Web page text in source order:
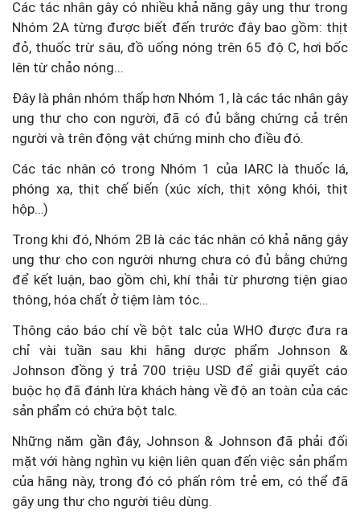
Các tác nhân gây có nhiều khả năng gây ung thư trong
Nhóm 2A từng được biết đến trước đây bao gồm: thịt
đỏ, thuốc trừ sâu, đồ uống nóng trên 65 độ C, hơi bốc
lên từ chảo nóng...
Đây là phân nhóm thấp hơn Nhóm 1, là các tác nhân gây
ung thư cho con người, đã có đủ bằng chứng cả trên
người và trên động vật chứng minh cho điều đó.
Các tác nhân có trong Nhóm 1 của IARC là thuốc lá,
phóng xạ, thịt chế biến (xúc xích, thịt xông khói, thịt
hộp…)
Trong khi đó, Nhóm 2B là các tác nhân có khả năng gây
ung thư cho con người nhưng chưa có đủ bằng chứng
để kết luận, bao gồm chì, khí thải từ phương tiện giao
thông, hóa chất ở tiệm làm tóc…
Thông cáo báo chí về bột talc của WHO được đưa ra
chỉ vài tuần sau khi hãng dược phẩm Johnson &
Johnson đồng ý trả 700 triệu USD để giải quyết cáo
buộc họ đã đánh lừa khách hàng về độ an toàn của các
sản phẩm có chứa bột talc.
Những năm gần đây, Johnson & Johnson đã phải đối
mặt với hàng nghìn vụ kiện liên quan đến việc sản phẩm
của hãng này, trong đó có phấn rôm trẻ em, có thể đã
gây ung thư cho người tiêu dùng.